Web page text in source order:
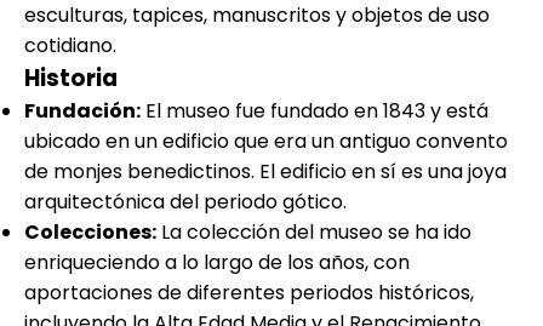
esculturas, tapices, manuscritos y objetos de uso
cotidiano.
Historia
Fundación: El museo fue fundado en 1843 y está
ubicado en un edificio que era un antiguo convento
de monjes benedictinos. El edificio en sí es una joya
arquitectónica del periodo gótico.
Colecciones: La colección del museo se ha ido
enriqueciendo a lo largo de los años, con
aportaciones de diferentes periodos históricos,